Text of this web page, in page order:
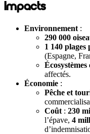
Impacts
Environnement :
290 000
1 140 plages
(Espagne,
Écosystèmes
affectés.
Économie :
Pêche et
Coût : 230
l’épave, 4